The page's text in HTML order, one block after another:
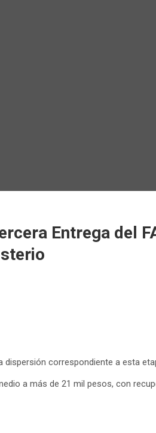
Entrega del
dispersión correspondiente a esta
a más de 21 mil pesos, con